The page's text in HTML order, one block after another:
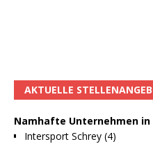
AKTUELLE
Namhafte Unternehmen in
Intersport Schrey (4)